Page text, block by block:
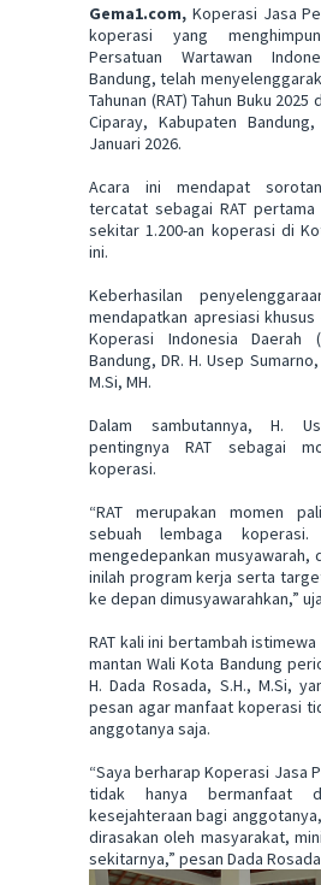
Gema1.com, Koperasi Jasa
koperasi yang
Persatuan Wartawan
Bandung, telah
Tahunan (RAT) Tahun Buku 2025
Ciparay, Kabupaten
Januari 2026.
Acara ini mendapat
tercatat sebagai RAT
sekitar 1.200-an koperasi di
ini.
Keberhasilan
mendapatkan apresiasi khusus
Koperasi Indonesia Daerah
Bandung, DR. H. Usep
M.Si, MH.
Dalam sambutannya, H.
pentingnya RAT sebagai
koperasi.
“RAT merupakan momen
sebuah lembaga koperasi.
mengedepankan musyawarah,
inilah program kerja serta
ke depan dimusyawarahkan,”
RAT kali ini bertambah
mantan Wali Kota Bandung
H. Dada Rosada, S.H., M.Si,
pesan agar manfaat koperasi
anggotanya saja.
“Saya berharap Koperasi Jasa
tidak hanya bermanfaat
kesejahteraan bagi
dirasakan oleh masyarakat,
sekitarnya,” pesan Dada